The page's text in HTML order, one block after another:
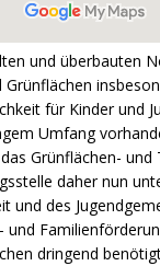
und überbauten
für Kinder und
Umfang
Grünflächen- und
daher nun
und des
und
dringend